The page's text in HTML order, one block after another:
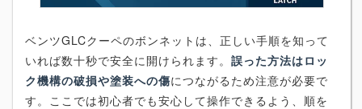
ベンツGLCクーペのボンネットは、正しい手順を知って
いれば数十秒で安全に開けられます。 誤った方法はロッ
ク機構の破損や塗装への傷につながるため注意が必要で
す。ここでは初心者でも安心して操作できるよう、順を